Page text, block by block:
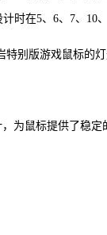
时在5、6、7、10
特别版游戏鼠标的
为鼠标提供了稳定